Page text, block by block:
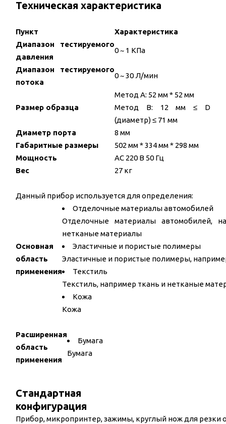
Техническая характеристика
Пункт
Характеристика
Диапазон тестируемого
давления
0 ~ 1 КПа
Диапазон тестируемого
потока
0 ~ 30 Л/мин
Размер образца
Метод А: 52 мм * 52 мм
Метод В: 12 мм ≤ D
(диаметр) ≤ 71 мм
Диаметр порта
8 мм
Габаритные размеры
502 мм * 334 мм * 298 мм
Мощность
AC 220 В 50 Гц
Вес
27 кг
Данный прибор используется для определения:
Основная
область
применения
Отделочные материалы автомобилей
Отделочные материалы автомобилей,
нетканые материалы
Эластичные и пористые полимеры
Эластичные и пористые полимеры,
Текстиль
Текстиль, например ткань и нетканые
Кожа
Кожа
Расширенная
область
применения
Бумага
Бумага
Стандартная
конфигурация
Прибор, микропринтер, зажимы, круглый нож для резки